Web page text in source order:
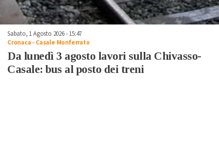
Sabato, 1 Agosto 2026 - 15:47
Cronaca- Casale Monferrato
Da lunedì 3 agosto lavori sulla Chivasso-
Casale: bus al posto dei treni